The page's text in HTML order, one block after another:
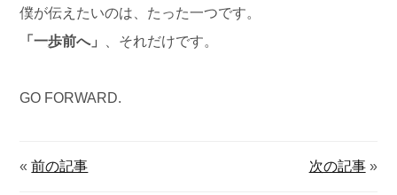
僕が伝えたいのは、たった一つです。
「一歩前へ」
、それだけです。
GO FORWARD.
«前の記事 次の記事»